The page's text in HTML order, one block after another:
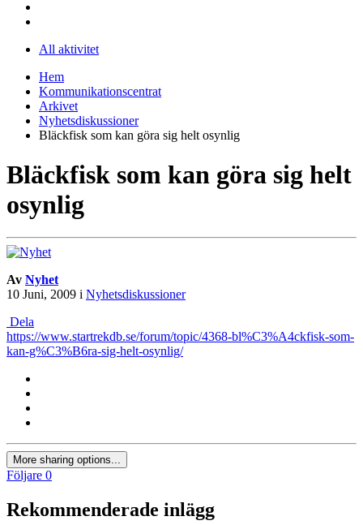
All aktivitet
Hem
Kommunikationscentrat
Arkivet
Nyhetsdiskussioner
Bläckfisk som kan göra sig helt osynlig
Bläckfisk som kan göra sig helt
osynlig
Av Nyhet
10 Juni, 2009 i Nyhetsdiskussioner
Dela
https://www.startrekdb.se/forum/topic/4368-bl%C3%A4ckfisk-som-
kan-g%C3%B6ra-sig-helt-osynlig/
More sharing options...
Följare 0
Rekommenderade inlägg